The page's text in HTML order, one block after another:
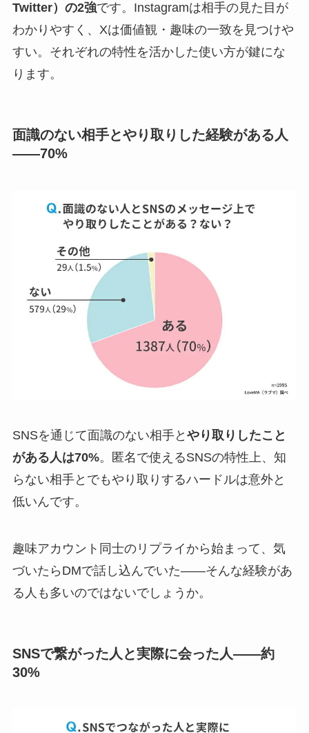
Twitter）の2強です。Instagramは相手の見た目が
わかりやすく、Xは価値観・趣味の一致を見つけや
すい。それぞれの特性を活かした使い方が鍵にな
ります。
面識のない相手とやり取りした経験がある人
——70%
SNSを通じて面識のない相手と やり取りしたこと
がある人は70%。匿名で使えるSNSの特性上、知
らない相手とでもやり取りするハードルは意外と
低いんです。
趣味アカウント同士のリプライから始まって、気
づいたらDMで話し込んでいた——そんな経験があ
る人も多いのではないでしょうか。
SNSで繋がった人と実際に会った人——約
30%